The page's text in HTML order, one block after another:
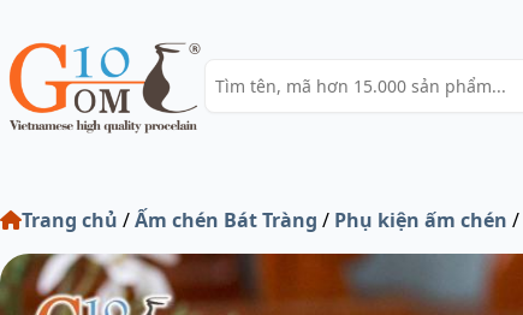
Trang chủ /Ấm chén Bát Tràng / Phụ kiện ấm chén /